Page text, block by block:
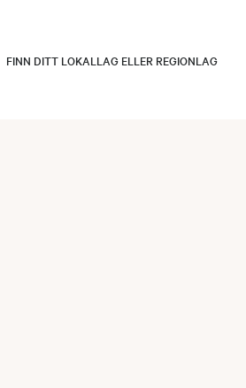
FINN DITT LOKALLAG ELLER REGIONLAG